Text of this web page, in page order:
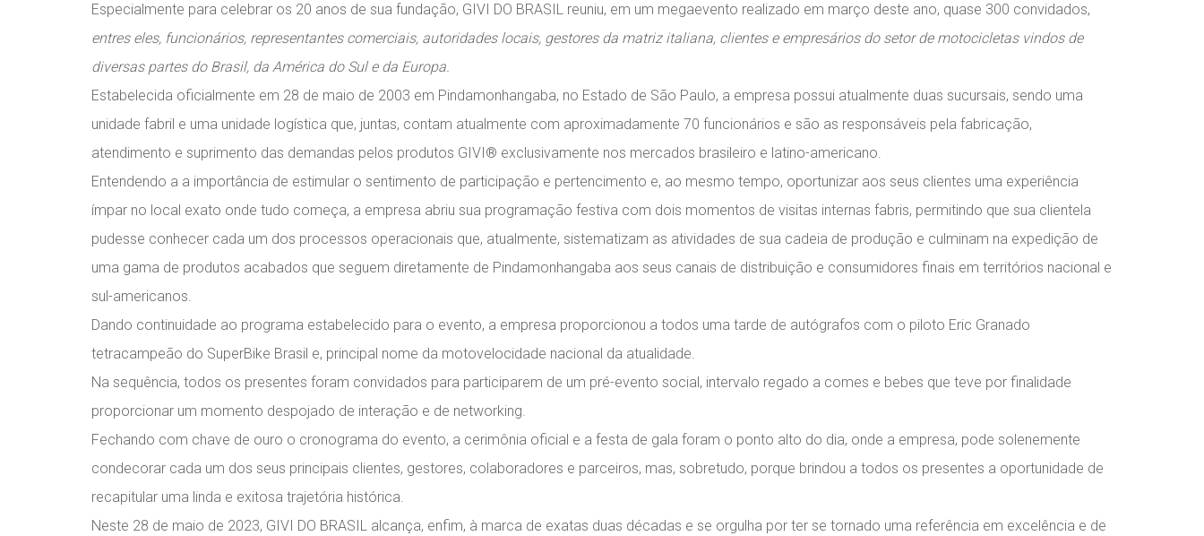
Especialmente para celebrar os 20 anos de sua fundação, GIVI DO BRASIL reuniu, em um megaevento realizado em março deste ano, quase 300 convidados,
entres eles, funcionários, representantes comerciais, autoridades locais, gestores da matriz italiana, clientes e empresários do setor de motocicletas vindos de
diversas partes do Brasil, da América do Sul e da Europa.
Estabelecida oficialmente em 28 de maio de 2003 em Pindamonhangaba, no Estado de São Paulo, a empresa possui atualmente duas sucursais, sendo uma
unidade fabril e uma unidade logística que, juntas, contam atualmente com aproximadamente 70 funcionários e são as responsáveis pela fabricação,
atendimento e suprimento das demandas pelos produtos GIVI® exclusivamente nos mercados brasileiro e latino-americano.
Entendendo a a importância de estimular o sentimento de participação e pertencimento e, ao mesmo tempo, oportunizar aos seus clientes uma experiência
ímpar no local exato onde tudo começa, a empresa abriu sua programação festiva com dois momentos de visitas internas fabris, permitindo que sua clientela
pudesse conhecer cada um dos processos operacionais que, atualmente, sistematizam as atividades de sua cadeia de produção e culminam na expedição de
uma gama de produtos acabados que seguem diretamente de Pindamonhangaba aos seus canais de distribuição e consumidores finais em territórios nacional e
sul-americanos.
Dando continuidade ao programa estabelecido para o evento, a empresa proporcionou a todos uma tarde de autógrafos com o piloto Eric Granado
tetracampeão do SuperBike Brasil e, principal nome da motovelocidade nacional da atualidade.
Na sequência, todos os presentes foram convidados para participarem de um pré-evento social, intervalo regado a comes e bebes que teve por finalidade
proporcionar um momento despojado de interação e de networking.
Fechando com chave de ouro o cronograma do evento, a cerimônia oficial e a festa de gala foram o ponto alto do dia, onde a empresa, pode solenemente
condecorar cada um dos seus principais clientes, gestores, colaboradores e parceiros, mas, sobretudo, porque brindou a todos os presentes a oportunidade de
recapitular uma linda e exitosa trajetória histórica.
Neste 28 de maio de 2023, GIVI DO BRASIL alcança, enfim, à marca de exatas duas décadas e se orgulha por ter se tornado uma referência em excelência e de